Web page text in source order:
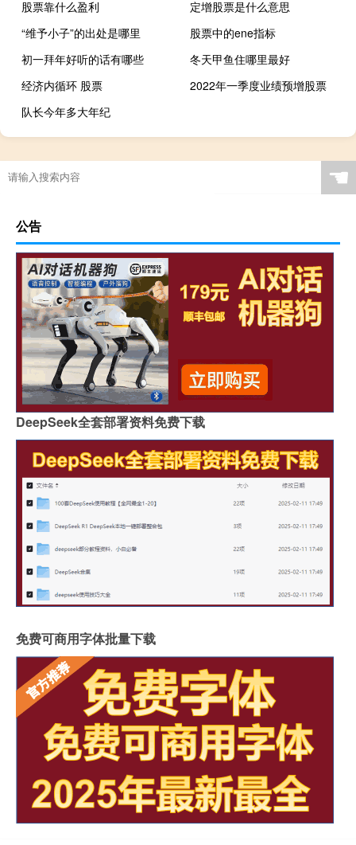
股票靠什么盈利
定增股票是什么意思
“维予小子”的出处是哪里
股票中的ene指标
初一拜年好听的话有哪些
冬天甲鱼住哪里最好
经济内循环 股票
2022年一季度业绩预增股票
队长今年多大年纪
☚
公告
DeepSeek全套部署资料免费下载
免费可商用字体批量下载